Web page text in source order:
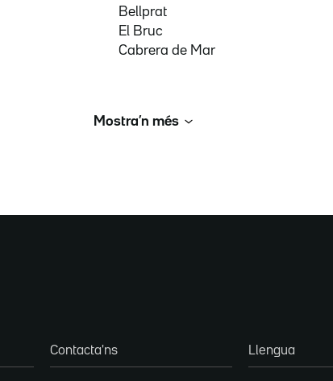
Bellprat
El Bruc
Cabrera de Mar
Mostra’n més
Contacta'ns Llengua